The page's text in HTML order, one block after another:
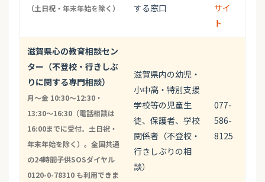
（土日祝・年末年始を除く）
する窓口
サイ
ト
滋賀県心の教育相談セン
ター（不登校・行きしぶ
りに関する専門相談）
月〜金 10:30〜12:30・
13:30〜16:30（電話相談は
16:00までに受付。土日祝・
年末年始を除く）。全国共通
の24時間子供SOSダイヤル
0120-0-78310 も利用できま
滋賀県内の幼児・
小中高・特別支援
学校等の児童生
徒、保護者、学校
関係者（不登校・
行きしぶりの相
談）
077-
586-
8125